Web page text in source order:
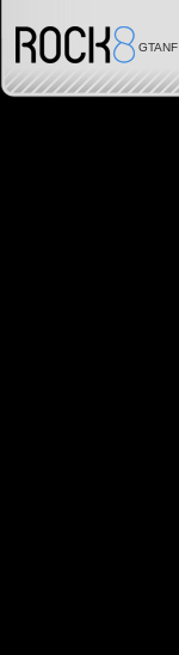
GTANF